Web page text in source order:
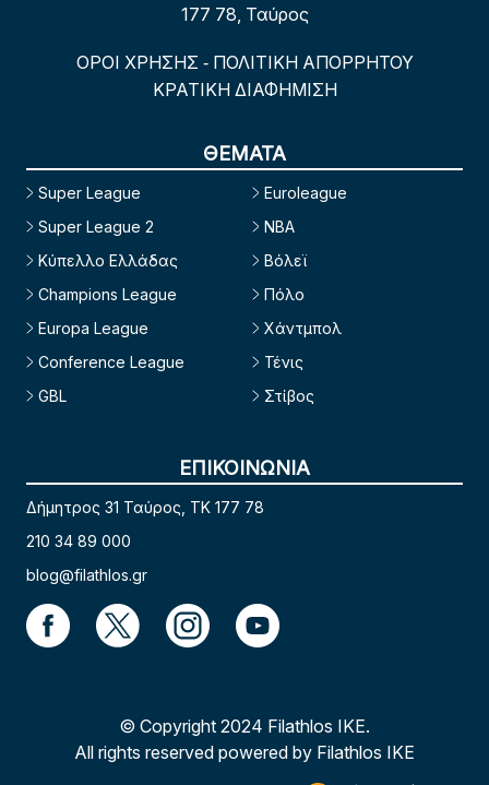
177 78, Ταύρος
ΟΡΟΙ ΧΡΗΣΗΣ - ΠΟΛΙΤΙΚΗ ΑΠΟΡΡΗΤΟΥ
ΚΡΑΤΙΚΗ ΔΙΑΦΗΜΙΣΗ
ΘΕΜΑΤΑ
Super League
Super League 2
Κύπελλο Ελλάδας
Champions League
Europa League
Conference League
GBL
Euroleague
NBA
Βόλεϊ
Πόλο
Χάντμπολ
Τένις
Στίβος
ΕΠΙΚΟΙΝΩΝΙΑ
Δήμητρος 31 Ταύρος, TK 177 78
210 34 89 000
blog@filathlos.gr
© Copyright 2024 Filathlos ΙΚΕ.
All rights reserved powered by Filathlos ΙΚΕ